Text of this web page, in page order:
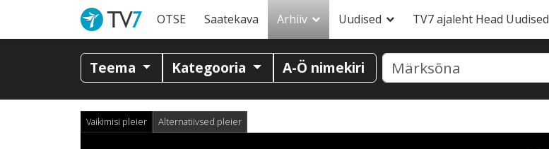
OTSE Saatekava Arhiiv Uudised TV7 ajaleht Head Uudised
Teema Kategooria A-Ö nimekiri
Vaikimisi pleier Alternatiivsed pleier